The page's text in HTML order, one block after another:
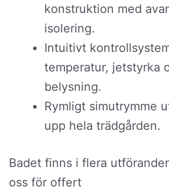
konstruktion med
isolering.
Intuitivt
temperatur, jetstyrka
belysning.
Rymligt simutrymme
upp hela trädgården.
Badet finns i flera
oss för offert